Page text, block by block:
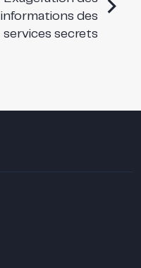
informations des
services secrets